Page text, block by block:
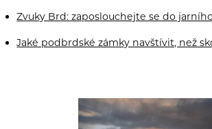
Zvuky Brd: zaposlouchejte se do
Jaké podbrdské zámky navštívit, než